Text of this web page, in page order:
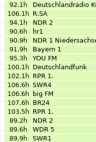
92.1h
Deutschlandradio
106.1h R.SA
94.1h
NDR 2
90.6h
hr1
90.9h
NDR 1
91.9h
Bayern 1
95.3h
YOU FM
100.1h Deutschlandfunk
102.1h RPR 1.
106.6h SWR4
106.6h
big FM
107.6h BR24
103.5h RPR 1.
89.2h
NDR 2
89.6h
WDR 5
89.9h
SWR1